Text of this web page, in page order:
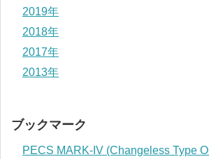
2019年
2018年
2017年
2013年
ブックマーク
PECS MARK-IV (Changeless Type